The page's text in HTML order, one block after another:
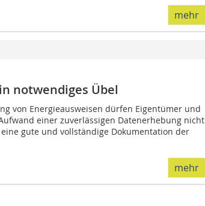
mehr
notwendiges Übel
von Energieausweisen dürfen Eigentümer und
einer zuverlässigen Datenerhebung nicht
gute und vollständige Dokumentation der
mehr